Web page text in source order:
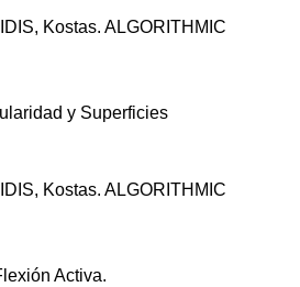
Kostas. ALGORITHMIC
y Superficies
Kostas. ALGORITHMIC
Activa.